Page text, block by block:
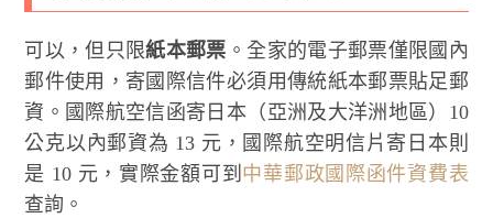
可以，但只限紙本郵票 。全家的電子郵票僅限國內
郵件使用，寄國際信件必須用傳統紙本郵票貼足郵
資。國際航空信函寄日本（亞洲及大洋洲地區）10
公克以內郵資為 13 元，國際航空明信片寄日本則
是 10 元，實際金額可到 中華郵政國際函件資費表
查詢。